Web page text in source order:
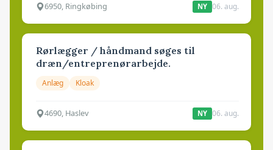
6950, Ringkøbing NY 06. aug.
Rørlægger / håndmand søges til
dræn/entreprenørarbejde.
Anlæg Kloak
4690, Haslev NY 06. aug.